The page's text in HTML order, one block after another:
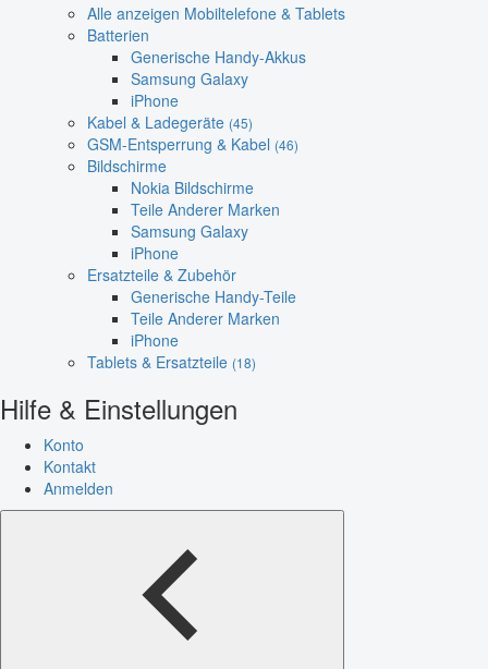
Alle anzeigen Mobiltelefone & Tablets
Batterien
Generische Handy-Akkus
Samsung Galaxy
iPhone
Kabel & Ladegeräte (45)
GSM-Entsperrung & Kabel (46)
Bildschirme
Nokia Bildschirme
Teile Anderer Marken
Samsung Galaxy
iPhone
Ersatzteile & Zubehör
Generische Handy-Teile
Teile Anderer Marken
iPhone
Tablets & Ersatzteile (18)
Hilfe & Einstellungen
Konto
Kontakt
Anmelden